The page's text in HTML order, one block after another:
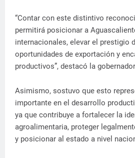
“Contar con este distintivo
permitirá posicionar a
internacionales, elevar el prestigio
oportunidades de exportación y
productivos”, destacó la
Asimismo, sostuvo que esto
importante en el desarrollo
ya que contribuye a fortalecer la
agroalimentaria, proteger
y posicionar al estado a nivel